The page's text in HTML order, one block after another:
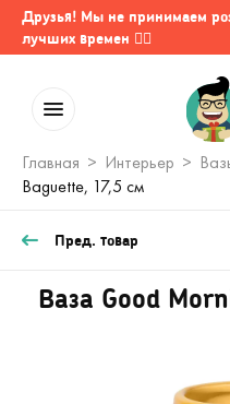
Друзья! Мы не принимаем
лучших времен 🤷‍♂️
Главная Интерьер
Baguette, 17,5 см
Пред. товар
Ваза Good